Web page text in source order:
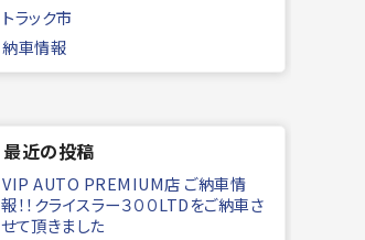
トラック市
納車情報
最近の投稿
VIP AUTO PREMIUM店 ご納車情
報！！クライスラー３００LTDをご納車さ
せて頂きました